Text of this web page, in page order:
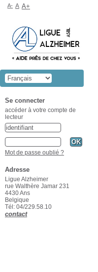
A- A A+
Se connecter
accéder à votre compte de
lecteur
Mot de passe oublié ?
Adresse
Ligue Alzheimer
rue Walthère Jamar 231
4430 Ans
Belgique
Tél: 04/229.58.10
contact